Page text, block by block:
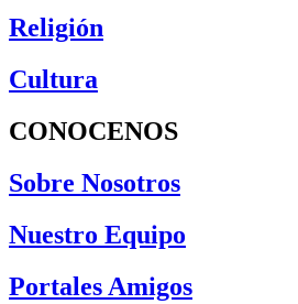
Religión
Cultura
CONOCENOS
Sobre Nosotros
Nuestro Equipo
Portales Amigos